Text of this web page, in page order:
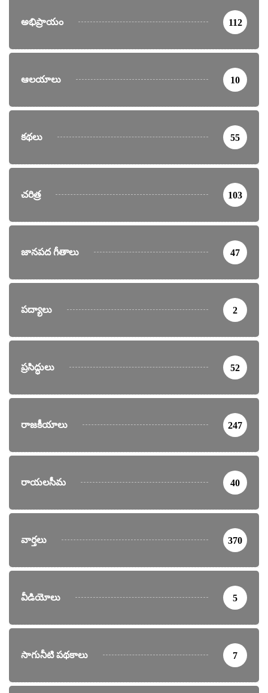
అభిప్రాయం 112
ఆలయాలు 10
కథలు 55
చరిత్ర 103
జానపద గీతాలు 47
పద్యాలు 2
ప్రసిద్ధులు 52
రాజకీయాలు 247
రాయలసీమ 40
వార్తలు 370
వీడియోలు 5
సాగునీటి పథకాలు 7